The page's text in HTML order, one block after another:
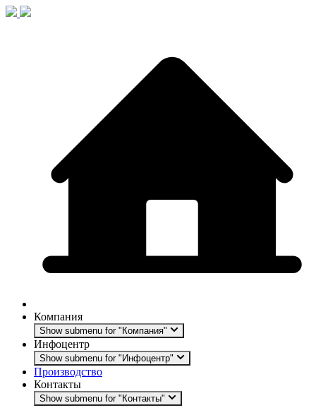
Компания
Show submenu for "Компания"
Инфоцентр
Show submenu for "Инфоцентр"
Производство
Контакты
Show submenu for "Контакты"